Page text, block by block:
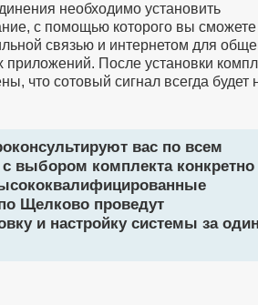
необходимо установить
с помощью которого вы сможете
связью и интернетом для
приложений. После установки
что сотовый сигнал всегда будет
вас по всем
выбором комплекта конкретно
Щелково проведут
и настройку системы за один